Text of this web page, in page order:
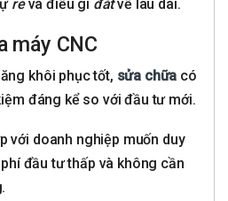
rẻvà điều gì đắtvề lâu dài.
máy CNC
khôi phục tốt, sửa chữa có
đáng kể so với đầu tư mới.
với doanh nghiệp muốn duy
đầu tư thấp và không cần